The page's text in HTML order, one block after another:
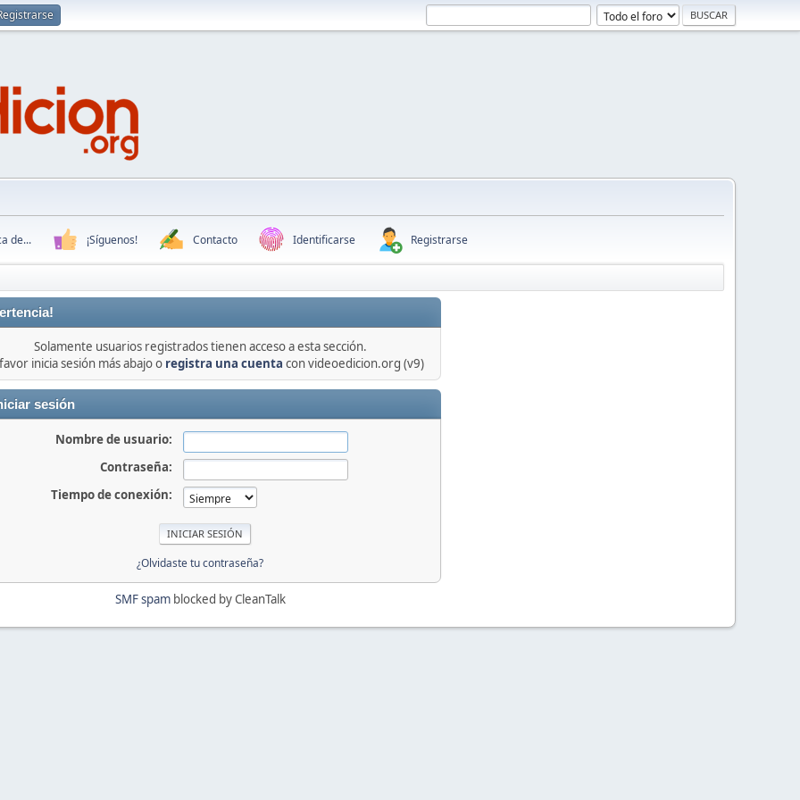
de... ¡Síguenos! Contacto Identificarse Registrarse
Solamente usuarios registrados tienen acceso a esta sección.
inicia sesión más abajo o registra una cuenta con videoedicion.org (v9)
sesión
Nombre de usuario:
Contraseña:
Tiempo de conexión:
¿Olvidaste tu contraseña?
SMF spamblocked by CleanTalk